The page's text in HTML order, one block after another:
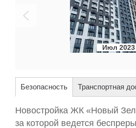
Июл 2023
Безопасность Транспортная
Новостройка ЖК «Новый
за которой ведется